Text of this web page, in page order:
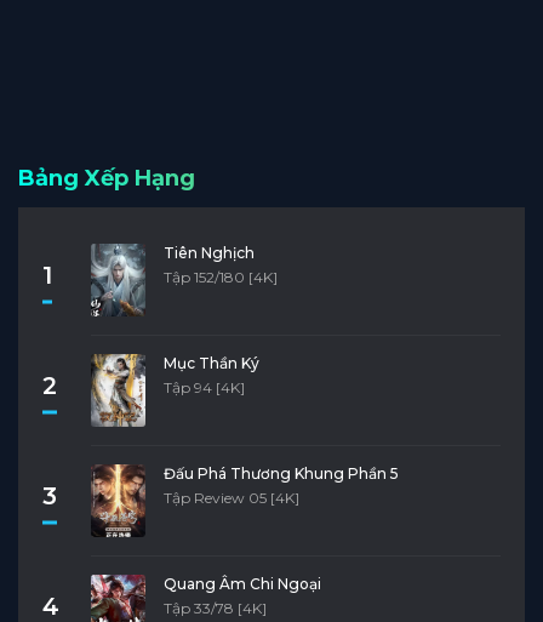
Bảng Xếp Hạng
1
Tiên Nghịch
Tập 152/180 [4K]
2
Mục Thần Ký
Tập 94 [4K]
3
Đấu Phá Thương Khung Phần 5
Tập Review 05 [4K]
4
Quang Âm Chi Ngoại
Tập 33/78 [4K]